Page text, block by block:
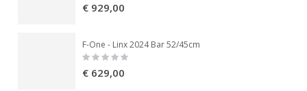
€ 929,00
F-One - Linx 2024 Bar 52/45cm
Rating:
€ 629,00